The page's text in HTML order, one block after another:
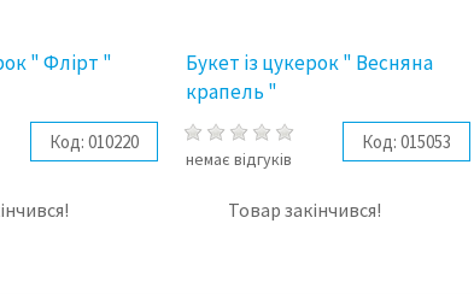
" Флірт "
Код: 010220
Букет із цукерок " Весняна
крапель "
немає відгуків
Код: 015053
Товар закінчився!